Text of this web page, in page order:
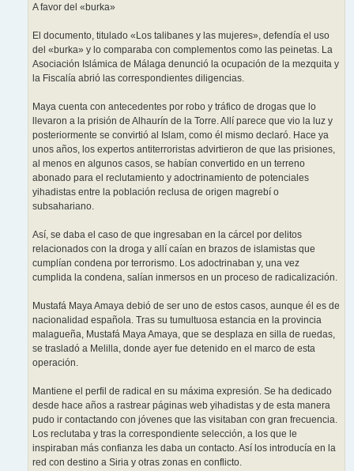
A favor del «burka»
El documento, titulado «Los talibanes y las mujeres», defendía el uso
del «burka» y lo comparaba con complementos como las peinetas. La
Asociación Islámica de Málaga denunció la ocupación de la mezquita y
la Fiscalía abrió las correspondientes diligencias.
Maya cuenta con antecedentes por robo y tráfico de drogas que lo
llevaron a la prisión de Alhaurín de la Torre. Allí parece que vio la luz y
posteriormente se convirtió al Islam, como él mismo declaró. Hace ya
unos años, los expertos antiterroristas advirtieron de que las prisiones,
al menos en algunos casos, se habían convertido en un terreno
abonado para el reclutamiento y adoctrinamiento de potenciales
yihadistas entre la población reclusa de origen magrebí o
subsahariano.
Así, se daba el caso de que ingresaban en la cárcel por delitos
relacionados con la droga y allí caían en brazos de islamistas que
cumplían condena por terrorismo. Los adoctrinaban y, una vez
cumplida la condena, salían inmersos en un proceso de radicalización.
Mustafá Maya Amaya debió de ser uno de estos casos, aunque él es de
nacionalidad española. Tras su tumultuosa estancia en la provincia
malagueña, Mustafá Maya Amaya, que se desplaza en silla de ruedas,
se trasladó a Melilla, donde ayer fue detenido en el marco de esta
operación.
Mantiene el perfil de radical en su máxima expresión. Se ha dedicado
desde hace años a rastrear páginas web yihadistas y de esta manera
pudo ir contactando con jóvenes que las visitaban con gran frecuencia.
Los reclutaba y tras la correspondiente selección, a los que le
inspiraban más confianza les daba un contacto. Así los introducía en la
red con destino a Siria y otras zonas en conflicto.